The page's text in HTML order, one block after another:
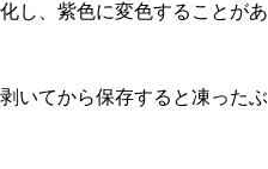
し、紫色に変色することがあ
いてから保存すると凍ったぶ